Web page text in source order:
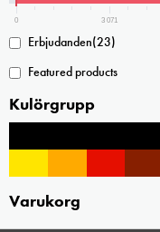
0 3 071
Erbjudanden(23)
Featured products
Kulörgrupp
Varukorg